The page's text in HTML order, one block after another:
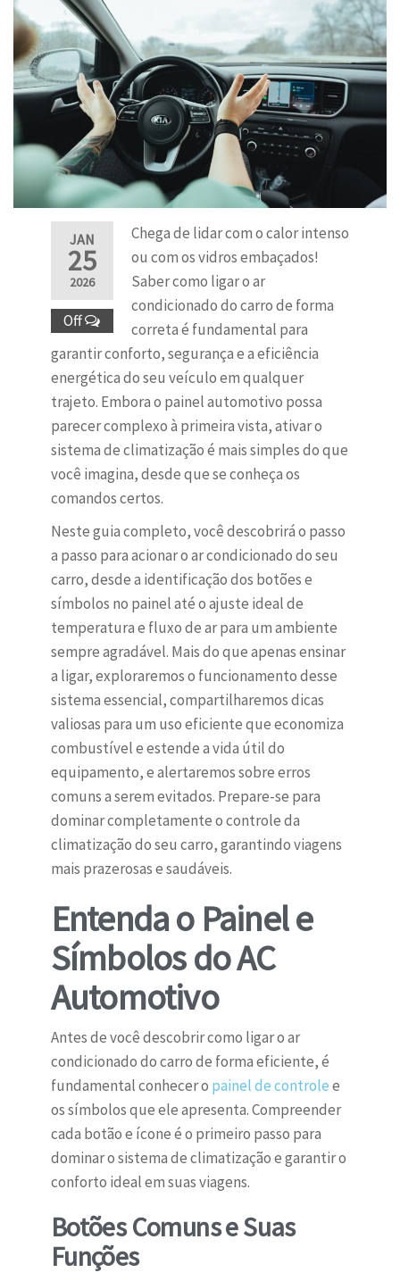
JAN
25
2026
Off
Chega de lidar com o calor intenso
ou com os vidros embaçados!
Saber como ligar o ar
condicionado do carro de forma
correta é fundamental para
garantir conforto, segurança e a eficiência
energética do seu veículo em qualquer
trajeto. Embora o painel automotivo possa
parecer complexo à primeira vista, ativar o
sistema de climatização é mais simples do que
você imagina, desde que se conheça os
comandos certos.
Neste guia completo, você descobrirá o passo
a passo para acionar o ar condicionado do seu
carro, desde a identificação dos botões e
símbolos no painel até o ajuste ideal de
temperatura e fluxo de ar para um ambiente
sempre agradável. Mais do que apenas ensinar
a ligar, exploraremos o funcionamento desse
sistema essencial, compartilharemos dicas
valiosas para um uso eficiente que economiza
combustível e estende a vida útil do
equipamento, e alertaremos sobre erros
comuns a serem evitados. Prepare-se para
dominar completamente o controle da
climatização do seu carro, garantindo viagens
mais prazerosas e saudáveis.
Entenda o Painel e
Símbolos do AC
Automotivo
Antes de você descobrir como ligar o ar
condicionado do carro de forma eficiente, é
fundamental conhecer o painel de controlee
os símbolos que ele apresenta. Compreender
cada botão e ícone é o primeiro passo para
dominar o sistema de climatização e garantir o
conforto ideal em suas viagens.
Botões Comuns e Suas
Funções